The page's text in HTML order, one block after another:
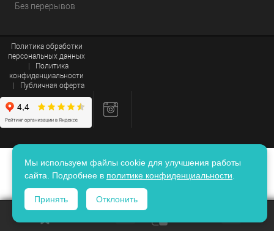
Мы используем файлы cookie для улучшения работы
сайта. Подробнее в политике конфиденциальности
Принять Отклонить
Без перерывов
Политика обработки
персональных данных
Политика
конфиденциальности
Публичная оферта